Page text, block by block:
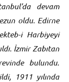
devam
oldu. Edirne
i Harbiyeyi
İzmir Zabıtan
bulundu.
1911 yılında